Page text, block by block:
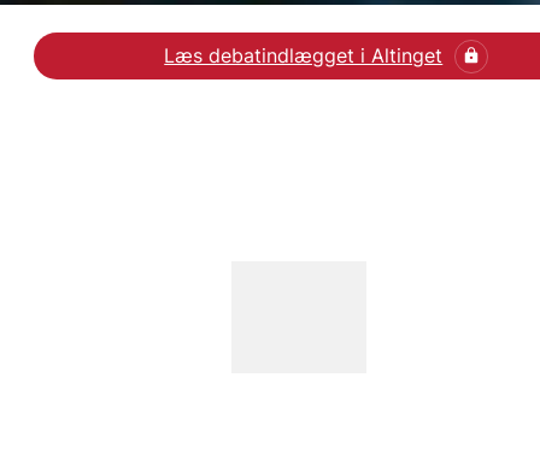
Læs debatindlægget i Altinget